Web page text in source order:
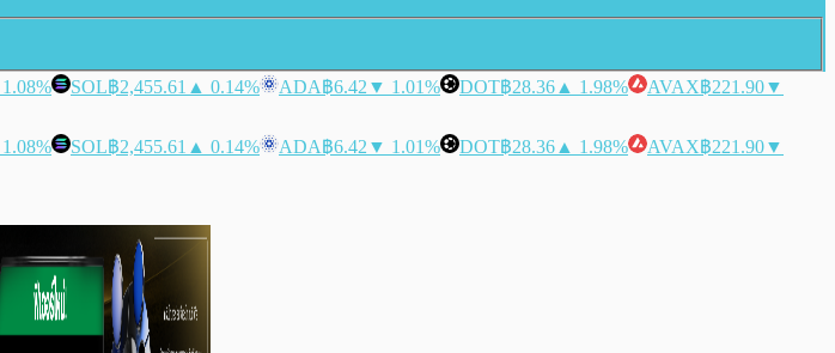
SOL฿2,455.61 ▲ 0.14% ADA฿6.42 ▼ 1.01% DOT฿28.36 ▲ 1.98% AVAX฿221.90▼
SOL฿2,455.61 ▲ 0.14% ADA฿6.42 ▼ 1.01% DOT฿28.36 ▲ 1.98% AVAX฿221.90▼